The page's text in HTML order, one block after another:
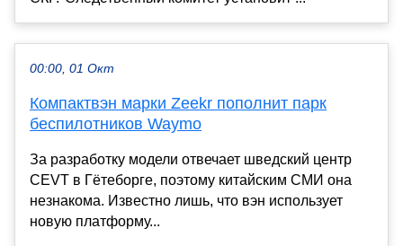
00:00, 01 Окт
Компактвэн марки Zeekr пополнит парк
беспилотников Waymo
За разработку модели отвечает шведский центр
CEVT в Гётеборге, поэтому китайским СМИ она
незнакома. Известно лишь, что вэн использует
новую платформу...